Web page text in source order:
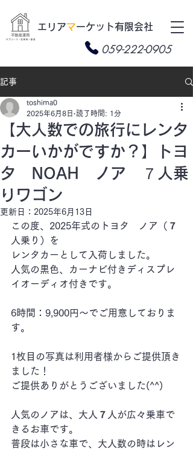
​エリアマーケット有限会社
059-222-0905
記事
【大人数での旅行にレンタ
カーいかがですか？】トヨ
タ NOAH ノア ７人乗
りワゴン
toshima0
2025年6月8日 読了時間: 1分
更新日： 2025年6月13日
この度、2025年式のトヨタ　ノア（７
人乗り）を
レンタカーとして入荷しました。
人気の黒色、カーナビ付きディスプレ
イオーディオ付きです。
6時間：9,900円～でご用意しておりま
す。
1枚目の写真は利用者様からご提供頂き
ました！
ご提供ありがとうございました(^^)
人気のノアは、大人７人が広々乗車で
きるお車です。
普段は小さな車で、大人数の時はレン